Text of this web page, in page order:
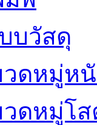
บวัสดุ
ดหมู่ห
ดหมู่โ